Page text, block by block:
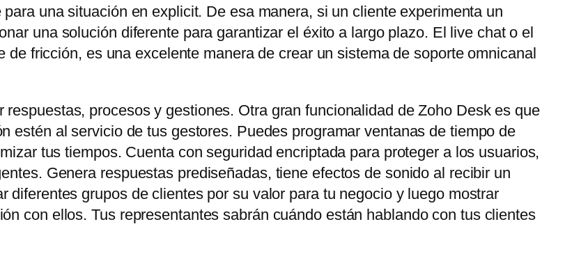
una situación en explicit. De esa manera, si un cliente experimenta un
una solución diferente para garantizar el éxito a largo plazo. El live chat o el
fricción, es una excelente manera de crear un sistema de soporte omnicanal
procesos y gestiones. Otra gran funcionalidad de Zoho Desk es que
estén al servicio de tus gestores. Puedes programar ventanas de tiempo de
tus tiempos. Cuenta con seguridad encriptada para proteger a los usuarios,
Genera respuestas prediseñadas, tiene efectos de sonido al recibir un
diferentes grupos de clientes por su valor para tu negocio y luego mostrar
con ellos. Tus representantes sabrán cuándo están hablando con tus clientes